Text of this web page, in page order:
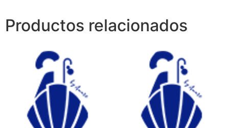
Productos relacionados